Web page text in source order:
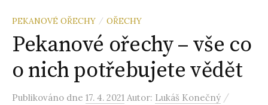
PEKANOVÉ OŘECHY / OŘECHY
Pekanové ořechy – vše co
o nich potřebujete vědět
Publikováno dne 17. 4. 2021 Autor: Lukáš Konečný /